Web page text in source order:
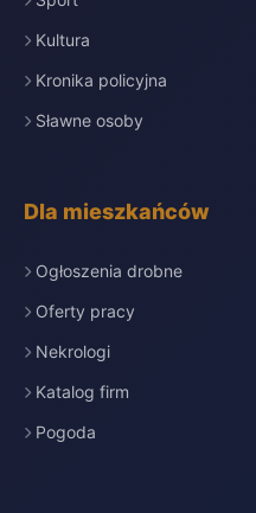
Kultura
Kronika policyjna
Sławne osoby
Dla mieszkańców
Ogłoszenia drobne
Oferty pracy
Nekrologi
Katalog firm
Pogoda